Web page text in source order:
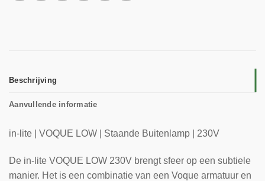
Beschrijving
Aanvullende informatie
in-lite | VOQUE LOW | Staande Buitenlamp | 230V
De in-lite VOQUE LOW 230V brengt sfeer op een subtiele
manier. Het is een combinatie van een Voque armatuur en